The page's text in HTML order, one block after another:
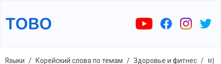
Языки Корейский слова по темам Здоровье и фитнес
비